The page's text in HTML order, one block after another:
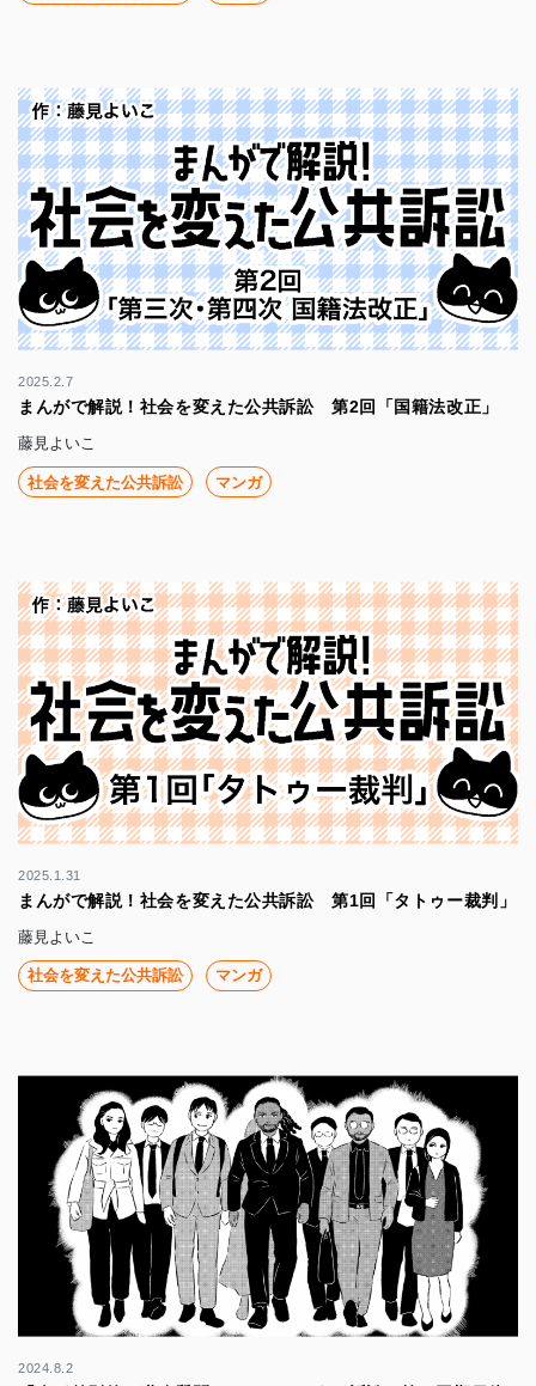
2025.2.7
まんがで解説！社会を変えた公共訴訟 第2回「国籍法改正」
藤見よいこ
社会を変えた公共訴訟 マンガ
2025.1.31
まんがで解説！社会を変えた公共訴訟 第1回「タトゥー裁判」
藤見よいこ
社会を変えた公共訴訟 マンガ
2024.8.2